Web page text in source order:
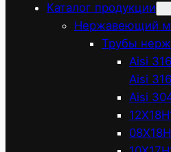
Каталог продукции
Нержавеющий
Трубы
Aisi
Aisi
Aisi